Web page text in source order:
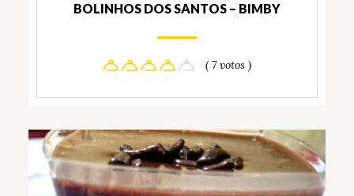
BOLINHOS DOS SANTOS – BIMBY
( 7 votos )